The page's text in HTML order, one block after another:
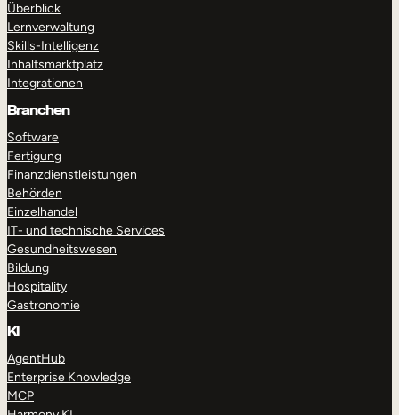
Überblick
Lernverwaltung
Skills-Intelligenz
Inhaltsmarktplatz
Integrationen
Branchen
Software
Fertigung
Finanzdienstleistungen
Behörden
Einzelhandel
IT- und technische Services
Gesundheitswesen
Bildung
Hospitality
Gastronomie
KI
AgentHub
Enterprise Knowledge
MCP